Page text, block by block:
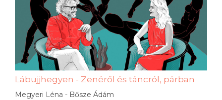
Lábujjhegyen - Zenéről és táncról, párban
Megyeri Léna - Bősze Ádám